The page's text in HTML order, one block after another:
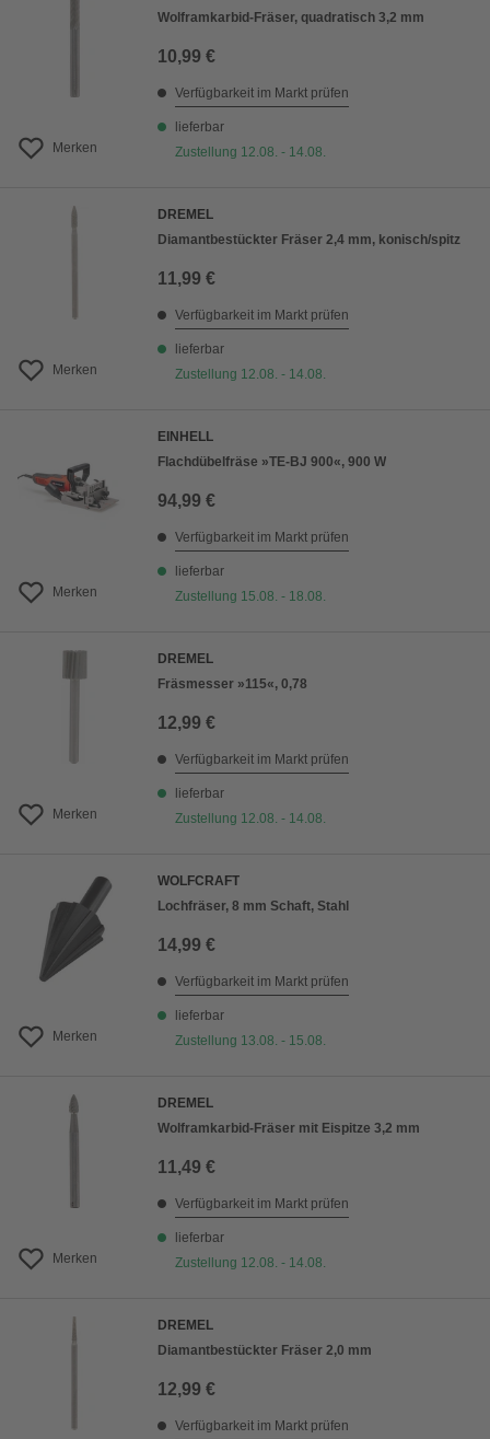
Merken
Wolframkarbid-Fräser, quadratisch 3,2 mm
10,99 €
Verfügbarkeit im Markt prüfen
lieferbar
Zustellung 12.08. - 14.08.
Merken
DREMEL
Diamantbestückter Fräser 2,4 mm, konisch/spitz
11,99 €
Verfügbarkeit im Markt prüfen
lieferbar
Zustellung 12.08. - 14.08.
Merken
EINHELL
Flachdübelfräse »TE-BJ 900«, 900 W
94,99 €
Verfügbarkeit im Markt prüfen
lieferbar
Zustellung 15.08. - 18.08.
Merken
DREMEL
Fräsmesser »115«, 0,78
12,99 €
Verfügbarkeit im Markt prüfen
lieferbar
Zustellung 12.08. - 14.08.
Merken
WOLFCRAFT
Lochfräser, 8 mm Schaft, Stahl
14,99 €
Verfügbarkeit im Markt prüfen
lieferbar
Zustellung 13.08. - 15.08.
Merken
DREMEL
Wolframkarbid-Fräser mit Eispitze 3,2 mm
11,49 €
Verfügbarkeit im Markt prüfen
lieferbar
Zustellung 12.08. - 14.08.
DREMEL
Diamantbestückter Fräser 2,0 mm
12,99 €
Verfügbarkeit im Markt prüfen